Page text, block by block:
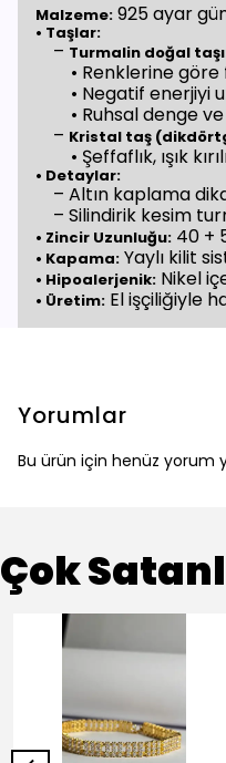
Malzeme: 925 ayar
• Taşlar:
– Turmalin doğal
• Renklerine göre
• Negatif enerjiyi
• Ruhsal denge ve
– Kristal taş
• Şeffaflık, ışık
• Detaylar:
– Altın kaplama
– Silindirik kesim
• Zincir Uzunluğu: 40 +
• Kapama: Yaylı kilit
• Hipoalerjenik: Nikel
• Üretim: El işçiliğiyle
Yorumlar
Bu ürün için henüz yorum
Çok